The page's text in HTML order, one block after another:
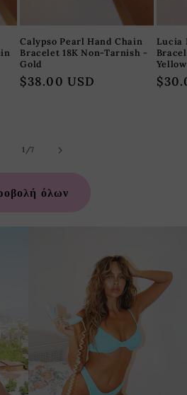
Calypso Pearl Hand Chain
Bracelet 18K Non-Tarnish -
Gold
Κανονική
$38.00 USD
Lucia
1 /
από
7
όλων